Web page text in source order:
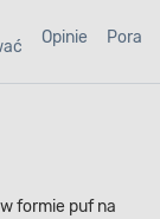
Opinie Porady
formie puf na